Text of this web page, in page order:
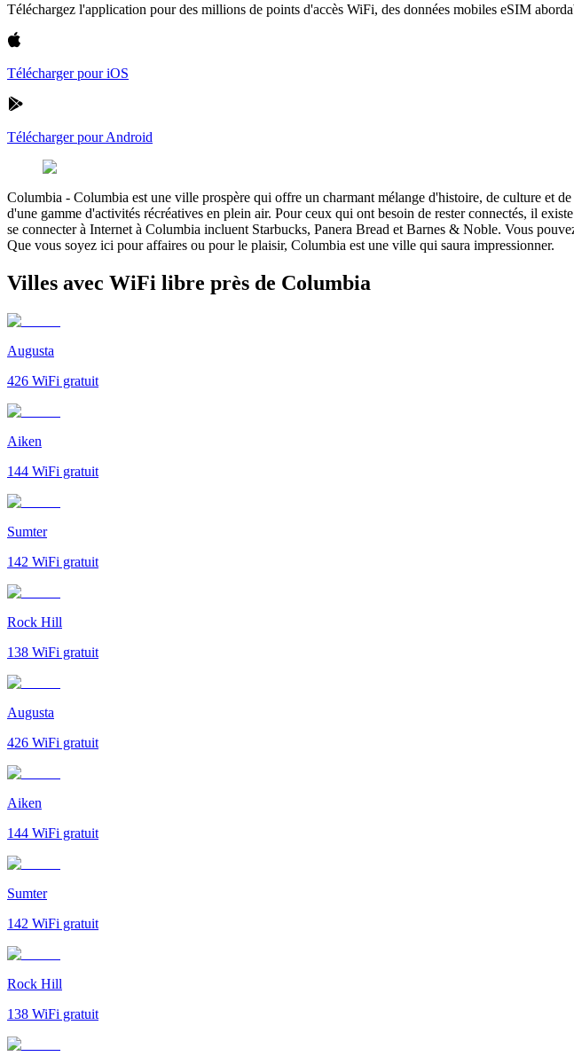
Téléchargez l'application pour des millions de points d'accès WiFi, des données mobiles eSIM
Télécharger pour iOS
Télécharger pour Android
Columbia - Columbia est une ville prospère qui offre un charmant mélange d'histoire, de culture et
d'une gamme d'activités récréatives en plein air. Pour ceux qui ont besoin de rester connectés, il
se connecter à Internet à Columbia incluent Starbucks, Panera Bread et Barnes & Noble. Vous
Que vous soyez ici pour affaires ou pour le plaisir, Columbia est une ville qui saura impressionner.
Villes avec WiFi libre près de Columbia
Augusta
426 WiFi gratuit
Aiken
144 WiFi gratuit
Sumter
142 WiFi gratuit
Rock Hill
138 WiFi gratuit
Augusta
426 WiFi gratuit
Aiken
144 WiFi gratuit
Sumter
142 WiFi gratuit
Rock Hill
138 WiFi gratuit